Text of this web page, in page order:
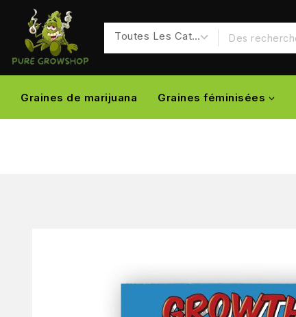
Graines de marijuana Graines féminisées